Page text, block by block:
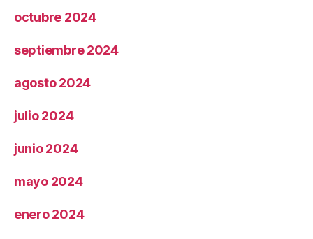
octubre 2024
septiembre 2024
agosto 2024
julio 2024
junio 2024
mayo 2024
enero 2024